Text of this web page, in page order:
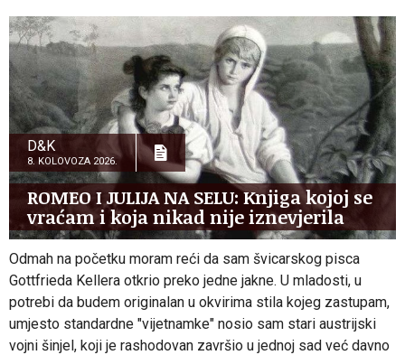
D&K
8. KOLOVOZA 2026.
ROMEO I JULIJA NA SELU: Knjiga kojoj se
vraćam i koja nikad nije iznevjerila
Odmah na početku moram reći da sam švicarskog pisca
Gottfrieda Kellera otkrio preko jedne jakne. U mladosti, u
potrebi da budem originalan u okvirima stila kojeg zastupam,
umjesto standardne "vijetnamke" nosio sam stari austrijski
vojni šinjel, koji je rashodovan završio u jednoj sad već davno